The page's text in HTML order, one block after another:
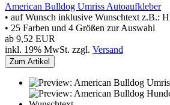
American Bulldog Umriss Autoaufkleber
• auf Wunsch inklusive Wunschtext z.B.:
• 25 Farben und 4 Größen zur Auswahl
ab 9,52 EUR
inkl. 19% MwSt. zzgl. Versand
Zum Artikel